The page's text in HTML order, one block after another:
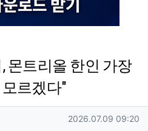
몬트리올 한인 가장
르겠다"
작성일
2026.07.09 09:20